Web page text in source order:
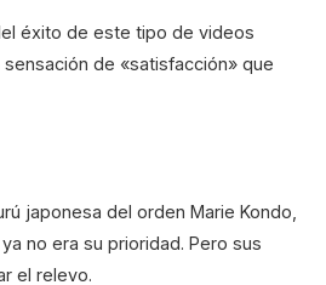
éxito de este tipo de videos
de «satisfacción» que
japonesa del orden Marie Kondo,
no era su prioridad. Pero sus
el relevo.